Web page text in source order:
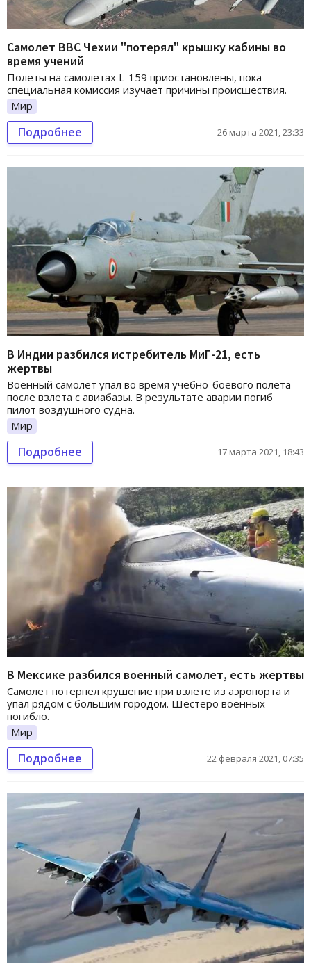
Самолет ВВС Чехии "потерял" крышку кабины во
время учений
Полеты на самолетах L-159 приостановлены, пока
специальная комиссия изучает причины происшествия.
Мир
Подробнее 26 марта 2021, 23:33
В Индии разбился истребитель МиГ-21, есть
жертвы
Военный самолет упал во время учебно-боевого полета
после взлета с авиабазы. В результате аварии погиб
пилот воздушного судна.
Мир
Подробнее 17 марта 2021, 18:43
В Мексике разбился военный самолет, есть жертвы
Самолет потерпел крушение при взлете из аэропорта и
упал рядом с большим городом. Шестеро военных
погибло.
Мир
Подробнее 22 февраля 2021, 07:35